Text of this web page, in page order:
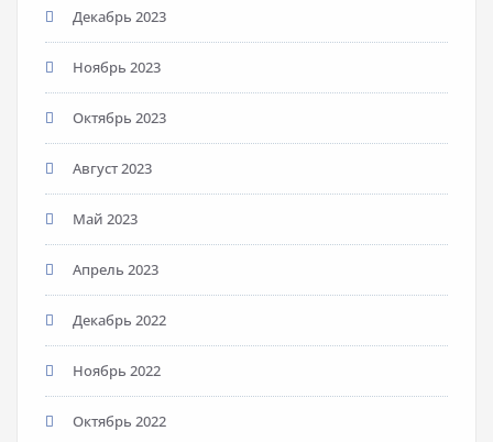
Декабрь 2023
Ноябрь 2023
Октябрь 2023
Август 2023
Май 2023
Апрель 2023
Декабрь 2022
Ноябрь 2022
Октябрь 2022